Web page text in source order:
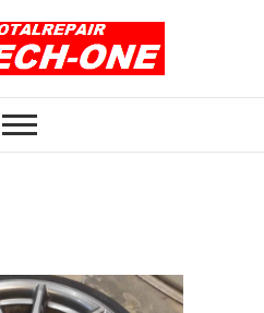
修理のト
ペアテッ